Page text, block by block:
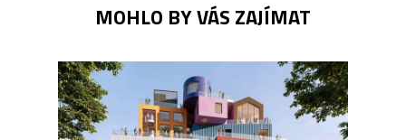
MOHLO BY VÁS ZAJÍMAT